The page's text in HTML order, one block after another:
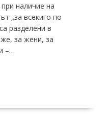
наличие на
„за всекиго по
разделени в
за жени, за
–…